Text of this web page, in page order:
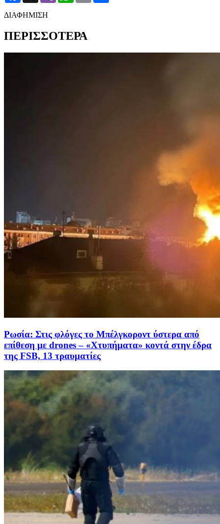
ΔΙΑΦΗΜΙΣΗ
ΠΕΡΙΣΣΟΤΕΡΑ
Ρωσία: Στις φλόγες το Μπέλγκοροντ ύστερα από
επίθεση με drones – «Χτυπήματα» κοντά στην έδρα
της FSB, 13 τραυματίες